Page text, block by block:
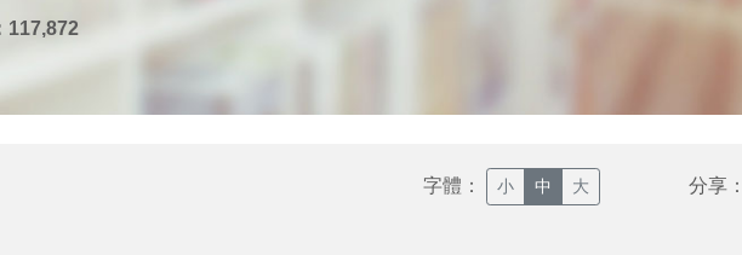
117,872
字體： 小 中 大 分享：